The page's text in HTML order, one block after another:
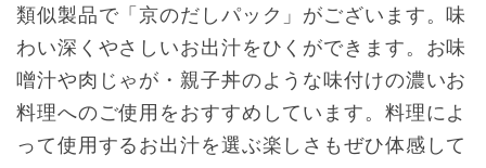
類似製品で「京のだしパック」がございます。味
わい深くやさしいお出汁をひくができます。お味
噌汁や肉じゃが・親子丼のような味付けの濃いお
料理へのご使用をおすすめしています。料理によ
って使用するお出汁を選ぶ楽しさもぜひ体感して